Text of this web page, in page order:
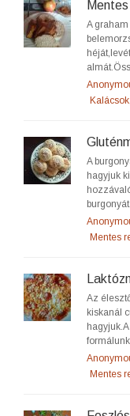
A
Kalácsok
A
hagyjuk
Mentes
Az
kiskanál
Mentes